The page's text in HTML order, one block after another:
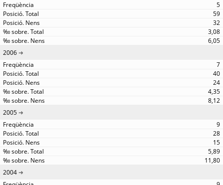
5
59
32
3,08
6,05
2006
7
40
24
4,35
8,12
2005
9
28
15
5,89
11,80
2004